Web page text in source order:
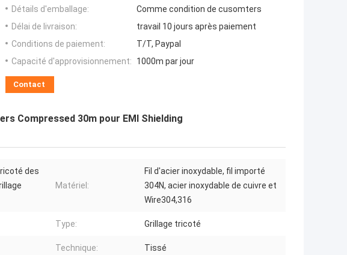
Détails d'emballage:
Comme condition de cusomters
Délai de livraison:
travail 10 jours après paiement
Conditions de paiement:
T/T, Paypal
Capacité d'approvisionnement:
1000m par jour
Contact
Compressed 30m pour EMI Shielding
des
Matériel:
Fil d'acier inoxydable, fil importé
304N, acier inoxydable de cuivre et
Wire304,316
Type: Grillage tricoté
Technique: Tissé